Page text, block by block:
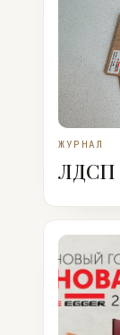
ЖУРНАЛ
ЛДСП